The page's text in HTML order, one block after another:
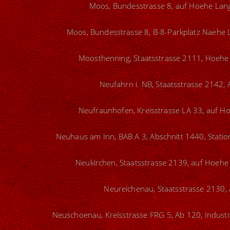
Moos, Bundesstrasse 8, auf Hoehe
Moos, Bundesstrasse 8, B-8-Parkplatz
Moosthenning, Staatsstrasse 2111,
Neufahrn i. NB, Staatsstrasse
Neufraunhofen, Kreisstrasse LA 33, auf
Neuhaus am Inn, BAB A 3, Abschnitt 1440,
Neukirchen, Staatsstrasse 2139, auf
Neureichenau, Staatsstrasse
Neuschoenau, Kreisstrasse FRG 5, Ab 120,